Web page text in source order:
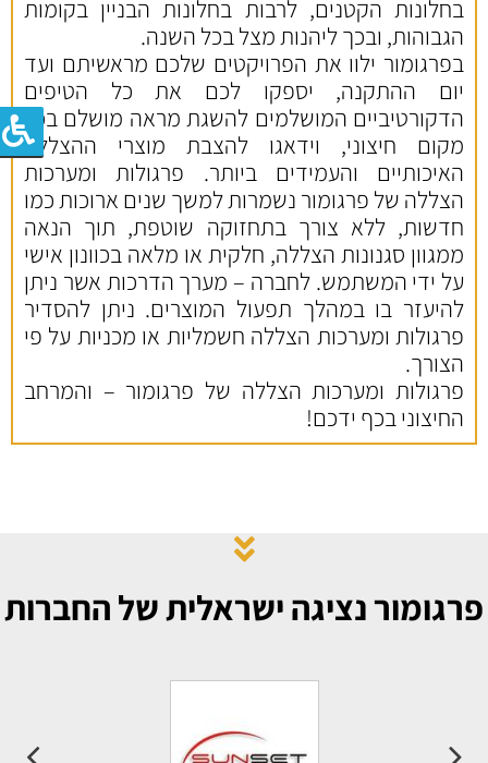
בחלונות הקטנים, לרבות בחלונות הבניין בקומות
הגבוהות, ובכך ליהנות מצל בכל השנה.
בפרגומור ילוו את הפרויקטים שלכם מראשיתם ועד
יום ההתקנה, יספקו לכם את כל הטיפים
הדקורטיביים המושלמים להשגת מראה מושלם בכל
מקום חיצוני, וידאגו להצבת מוצרי ההצללה
האיכותיים והעמידים ביותר. פרגולות ומערכות
הצללה של פרגומור נשמרות למשך שנים ארוכות כמו
חדשות, ללא צורך בתחזוקה שוטפת, תוך הנאה
ממגוון סגנונות הצללה, חלקית או מלאה בכוונון אישי
על ידי המשתמש. לחברה – מערך הדרכות אשר ניתן
להיעזר בו במהלך תפעול המוצרים. ניתן להסדיר
פרגולות ומערכות הצללה חשמליות או מכניות על פי
הצורך.
פרגולות ומערכות הצללה של פרגומור – והמרחב
החיצוני בכף ידכם!
פרגומור נציגה ישראלית של החברות